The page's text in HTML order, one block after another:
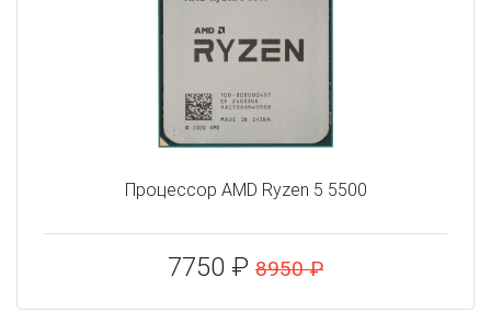
Процессор AMD Ryzen 5 5500
7750 ₽ 8950 ₽